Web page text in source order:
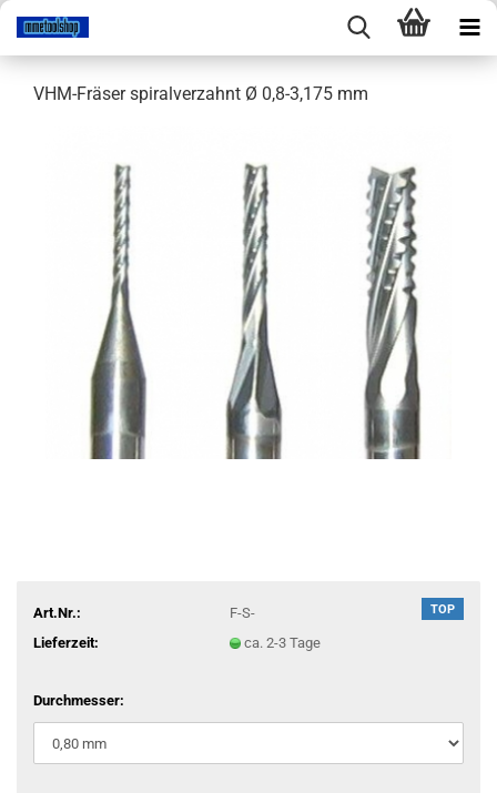
VHM-Fräser spiralverzahnt Ø 0,8-3,175 mm
TOP
Art.Nr.:
F-S-
Lieferzeit:
ca. 2-3 Tage
Durchmesser: